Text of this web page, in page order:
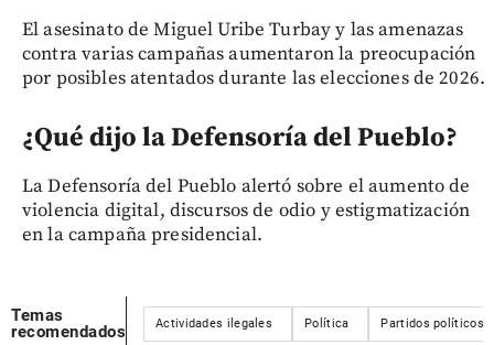
El asesinato de Miguel Uribe Turbay y las amenazas
contra varias campañas aumentaron la preocupación
por posibles atentados durante las elecciones de 2026.
¿Qué dijo la Defensoría del Pueblo?
La Defensoría del Pueblo alertó sobre el aumento de
violencia digital, discursos de odio y estigmatización
en la campaña presidencial.
Temas
recomendados
Actividades ilegales Política Partidos políticos